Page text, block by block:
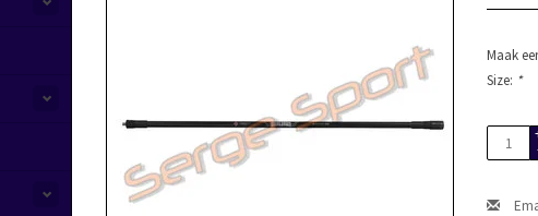
Maak
Size: *